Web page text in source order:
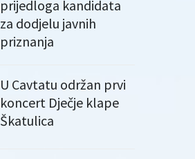
prijedloga kandidata
za dodjelu javnih
priznanja
U Cavtatu održan prvi
koncert Dječje klape
Škatulica